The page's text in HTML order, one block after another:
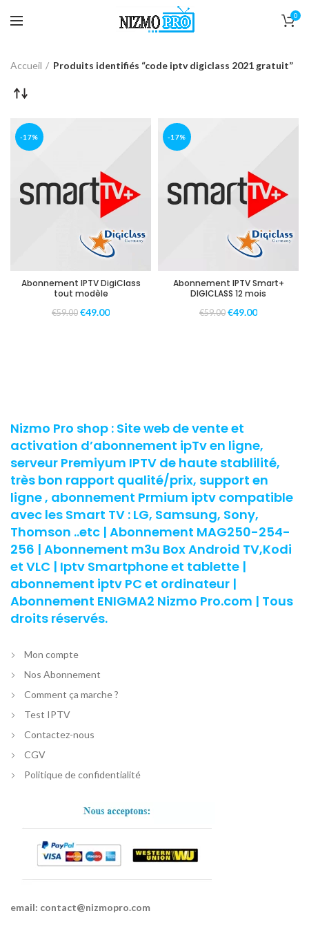
0
Accueil Produits identifiés “code iptv digiclass 2021 gratuit”
-17%
Abonnement IPTV DigiClass
tout modèle
€59.00 €49.00
-17%
Abonnement IPTV Smart+
DIGICLASS 12 mois
€59.00 €49.00
Nizmo Pro shop : Site web de vente et
activation d’abonnement ipTv en ligne,
serveur Premiyum IPTV de haute stablilité,
très bon rapport qualité/prix, support en
ligne , abonnement Prmium iptv compatible
avec les Smart TV : LG, Samsung, Sony,
Thomson ..etc | Abonnement MAG250-254-
256 | Abonnement m3u Box Android TV,Kodi
et VLC | Iptv Smartphone et tablette |
abonnement iptv PC et ordinateur |
Abonnement ENIGMA2 Nizmo Pro.com | Tous
droits réservés.
Mon compte
Nos Abonnement
Comment ça marche ?
Test IPTV
Contactez-nous
CGV
Politique de confidentialité
email: contact@nizmopro.com